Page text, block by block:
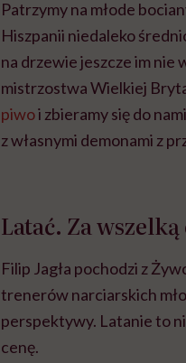
Patrzymy na młode
Hiszpanii niedaleko
na drzewie jeszcze im nie
mistrzostwa Wielkiej
piwoi zbieramy się do
z własnymi demonami z
Latać. Za wszelką
Filip Jagła pochodzi z
trenerów narciarskich
perspektywy. Latanie to
cenę.